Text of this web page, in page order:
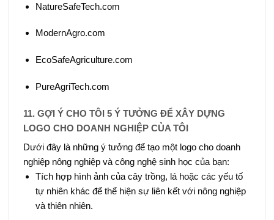
NatureSafeTech.com
ModernAgro.com
EcoSafeAgriculture.com
PureAgriTech.com
11. GỢI Ý CHO TÔI 5 Ý TƯỞNG ĐỂ XÂY DỰNG
LOGO CHO DOANH NGHIỆP CỦA TÔI
Dưới đây là những ý tưởng để tạo một logo cho doanh
nghiệp nông nghiệp và công nghệ sinh học của bạn:
Tích hợp hình ảnh của cây trồng, lá hoặc các yếu tố
tự nhiên khác để thể hiện sự liên kết với nông nghiệp
và thiên nhiên.